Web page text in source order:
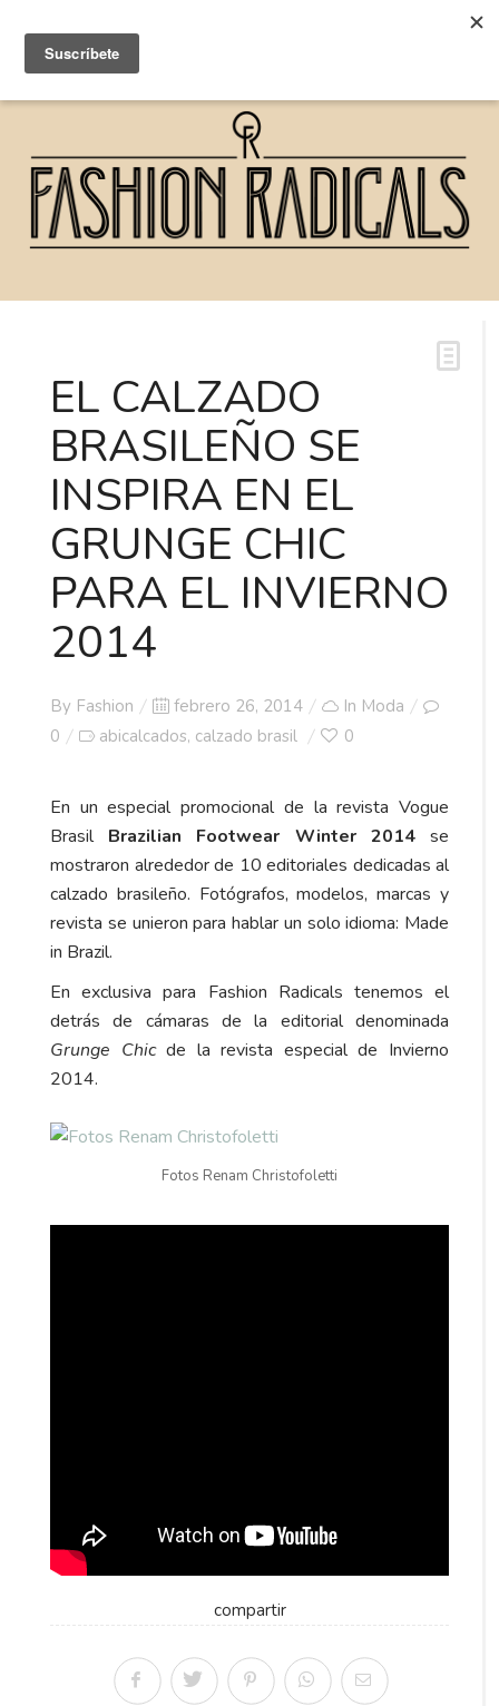
EL CALZADO
BRASILEÑO SE
INSPIRA EN EL
GRUNGE CHIC
PARA EL INVIERNO
2014
By Fashion
Posted
on
febrero 26, 2014 In Moda
0
abicalcados, calzado brasil 0
En un especial promocional de la revista Vogue
Brasil Brazilian Footwear Winter 2014se
mostraron alrededor de 10 editoriales dedicadas al
calzado brasileño. Fotógrafos, modelos, marcas y
revista se unieron para hablar un solo idioma: Made
in Brazil.
En exclusiva para Fashion Radicals tenemos el
detrás de cámaras de la editorial denominada
Grunge Chicde la revista especial de Invierno
2014.
Fotos Renam Christofoletti
compartir